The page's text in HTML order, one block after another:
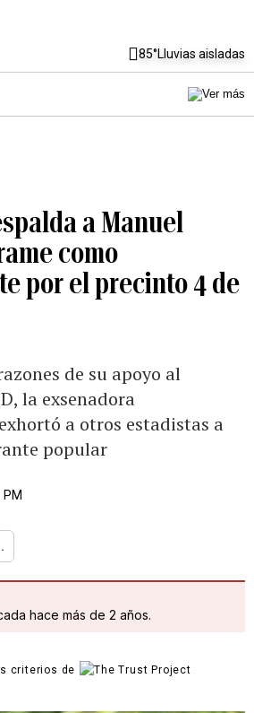
85°Lluvias aisladas
a Manuel
como
por el precinto 4 de
de su apoyo al
la exsenadora
a otros estadistas a
popular
hace más de 2 años.
criterios de